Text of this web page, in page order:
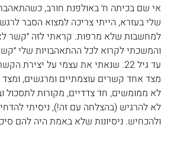
אי שם בכיתה ח׳ באולפנת חורב,
שלי בעזרא, הייתי צריכה למצוא הסבר
למחשבות שלא מרפות. קראתי לזה ״קשר
והמשכתי לקרוא לכל ההתאהבויות שלי
עד גיל 22. שנאתי את עצמי על יצירת
מצד אחד קשרים עוצמתיים ומרגשים,
לא ממומשים, חד צדדיים, מקורות לתסכול
לא להרגיש (בהצלחה עם זה!), ניסיתי
ולהכחיש. ניסיונות שלא באמת היה להם